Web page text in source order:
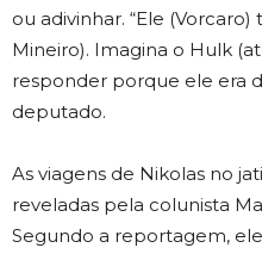
ou adivinhar. “Ele
Mineiro). Imagina o Hulk
responder porque ele era
deputado.
As viagens de Nikolas no
reveladas pela colunista
Segundo a reportagem,